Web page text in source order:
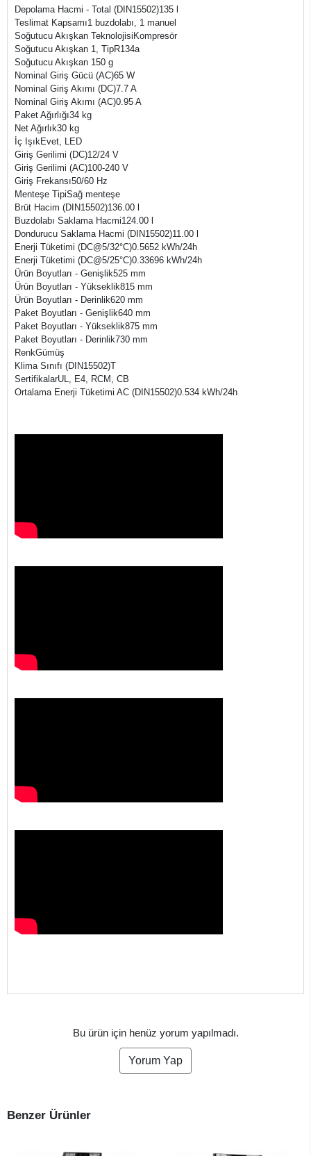
Depolama Hacmi - Total (DIN15502)135 l
Teslimat Kapsamı1 buzdolabı, 1 manuel
Soğutucu Akışkan TeknolojisiKompresör
Soğutucu Akışkan 1, TipR134a
Soğutucu Akışkan 150 g
Nominal Giriş Gücü (AC)65 W
Nominal Giriş Akımı (DC)7.7 A
Nominal Giriş Akımı (AC)0.95 A
Paket Ağırlığı34 kg
Net Ağırlık30 kg
İç IşıkEvet, LED
Giriş Gerilimi (DC)12/24 V
Giriş Gerilimi (AC)100-240 V
Giriş Frekansı50/60 Hz
Menteşe TipiSağ menteşe
Brüt Hacim (DIN15502)136.00 l
Buzdolabı Saklama Hacmi124.00 l
Dondurucu Saklama Hacmi (DIN15502)11.00 l
Enerji Tüketimi (DC@5/32°C)0.5652 kWh/24h
Enerji Tüketimi (DC@5/25°C)0.33696 kWh/24h
Ürün Boyutları - Genişlik525 mm
Ürün Boyutları - Yükseklik815 mm
Ürün Boyutları - Derinlik620 mm
Paket Boyutları - Genişlik640 mm
Paket Boyutları - Yükseklik875 mm
Paket Boyutları - Derinlik730 mm
RenkGümüş
Klima Sınıfı (DIN15502)T
SertifikalarUL, E4, RCM, CB
Ortalama Enerji Tüketimi AC (DIN15502)0.534 kWh/24h
Bu ürün için henüz yorum yapılmadı.
Yorum Yap
Benzer Ürünler